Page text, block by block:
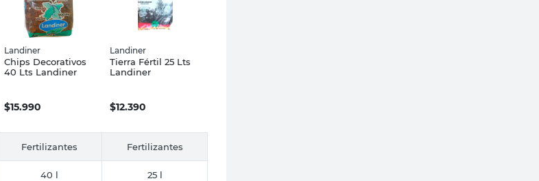
Landiner
Chips Decorativos
40 Lts Landiner
$15.990
Landiner
Tierra Fértil 25 Lts
Landiner
$12.390
Fertilizantes Fertilizantes
40 l 25 l